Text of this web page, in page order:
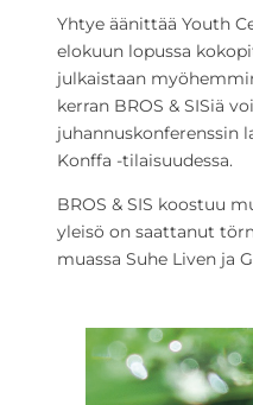
Yhtye äänittää Youth
elokuun lopussa
julkaistaan
kerran BROS & SISiä
juhannuskonferenssin
Konffa -tilaisuudessa.
BROS & SIS koostuu
yleisö on saattanut
muassa Suhe Liven ja